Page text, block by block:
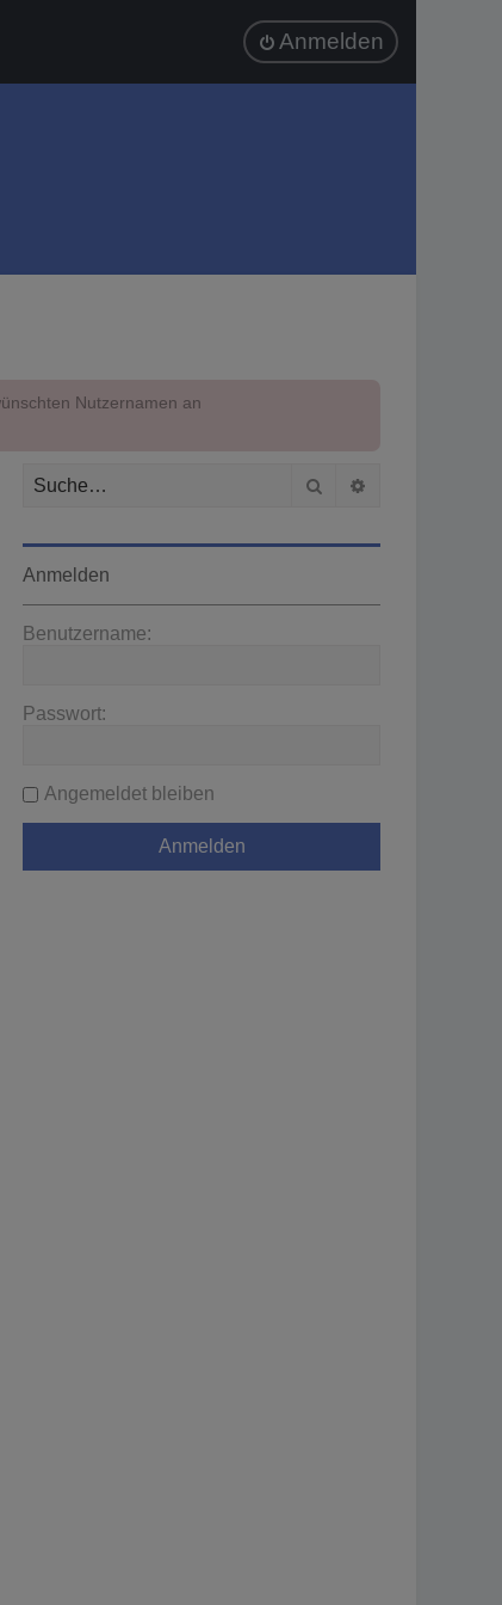
Anmelden
Nutzernamen an
Suche
Anmelden
Benutzername:
Passwort:
Angemeldet bleiben